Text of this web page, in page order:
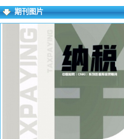
期刊图片